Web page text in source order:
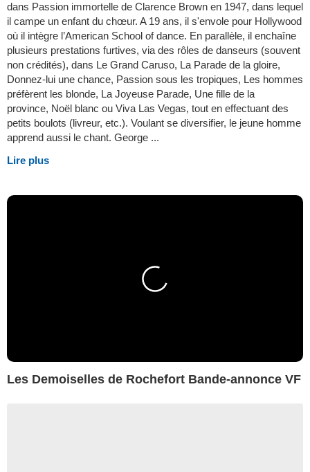
dans Passion immortelle de Clarence Brown en 1947, dans lequel
il campe un enfant du chœur. A 19 ans, il s'envole pour Hollywood
où il intègre l’American School of dance. En parallèle, il enchaîne
plusieurs prestations furtives, via des rôles de danseurs (souvent
non crédités), dans Le Grand Caruso, La Parade de la gloire,
Donnez-lui une chance, Passion sous les tropiques, Les hommes
préfèrent les blonde, La Joyeuse Parade, Une fille de la
province, Noël blanc ou Viva Las Vegas, tout en effectuant des
petits boulots (livreur, etc.). Voulant se diversifier, le jeune homme
apprend aussi le chant. George ...
Lire plus
Les Demoiselles de Rochefort Bande-annonce VF